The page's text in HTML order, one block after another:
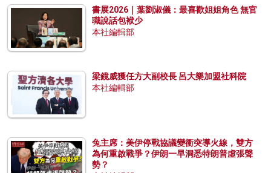
書展2026｜葉劉淑儀：最喜歡姐姐角色 無官
職說話包袱少
本社編輯部
梁鏡威獲任方大副校長 呂大樂加盟社科院
本社編輯部
兔主席：美伊停戰協議變衝突導火線，雙方
為何重啟戰爭？伊朗一早洞悉特朗普虛張聲
勢？